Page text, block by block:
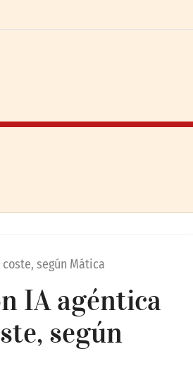
según Mática
IA agéntica
según